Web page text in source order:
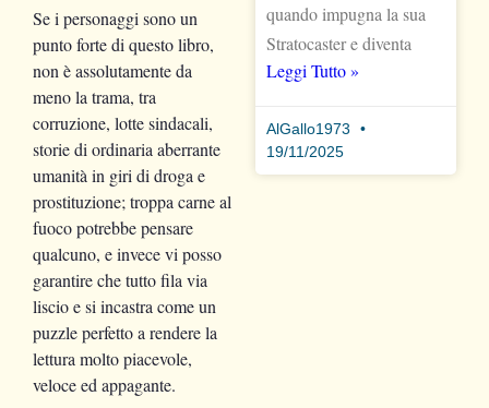
Se i personaggi sono un
punto forte di questo libro,
non è assolutamente da
meno la trama, tra
corruzione, lotte sindacali,
storie di ordinaria aberrante
umanità in giri di droga e
prostituzione; troppa carne al
fuoco potrebbe pensare
qualcuno, e invece vi posso
garantire che tutto fila via
liscio e si incastra come un
puzzle perfetto a rendere la
lettura molto piacevole,
veloce ed appagante.
quando impugna la sua
Stratocaster e diventa
Leggi Tutto »
AlGallo1973
19/11/2025